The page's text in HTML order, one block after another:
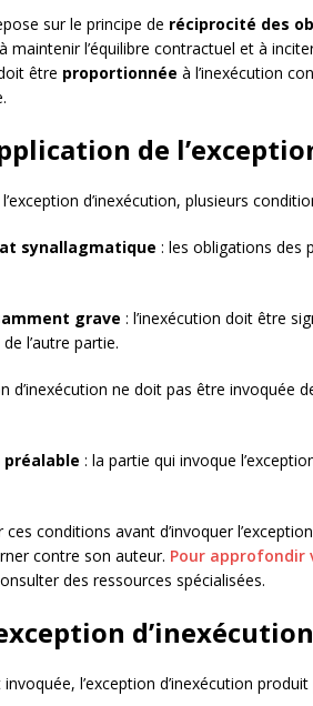
sur le principe de réciprocité des
maintenir l’équilibre contractuel et à
être proportionnée à l’inexécution
de
d’inexécution, plusieurs
synallagmatique : les obligations des
grave : l’inexécution doit être
l’autre partie.
d’inexécution ne doit pas être invoquée
préalable : la partie qui invoque
conditions avant d’invoquer
contre son auteur. Pour approfondir
des ressources spécialisées.
d’inexécution
l’exception d’inexécution